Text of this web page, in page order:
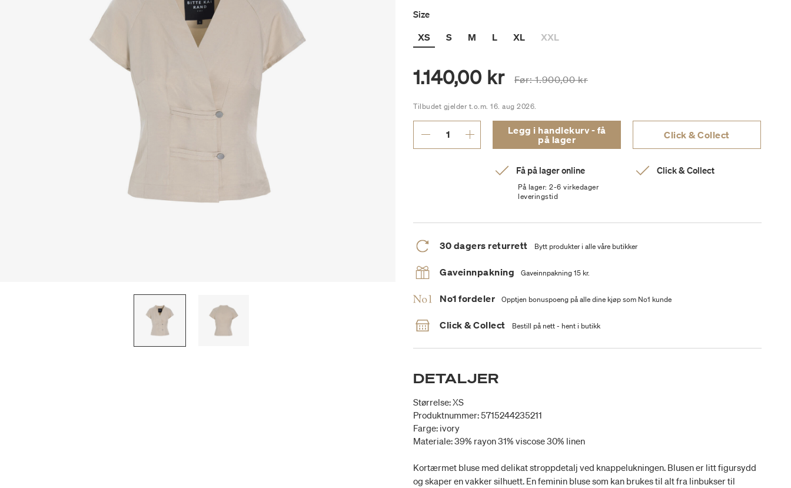
Size
XS
S M L XL XXL
1.140,00 kr Prisen er nedsatt fra
Før:1.900,00 krtil
Tilbudet gjelder t.o.m. 16. aug 2026.
Legg i handlekurv - få
på lager
Click & Collect
Få på lager online
På lager: 2-6 virkedager
leveringstid
Click & Collect
30 dagers returrett Bytt produkter i alle våre butikker
Gaveinnpakning Gaveinnpakning 15 kr.
No1 fordeler Opptjen bonuspoeng på alle dine kjøp som No1 kunde
Click & Collect Bestill på nett - hent i butikk
DETALJER
Størrelse: XS
Produktnummer: 5715244235211
Farge: ivory
Materiale: 39% rayon 31% viscose 30% linen
Kortærmet bluse med delikat stroppdetalj ved knappelukningen. Blusen er litt figursydd
og skaper en vakker silhuett. En feminin bluse som kan brukes til alt fra linbukser til